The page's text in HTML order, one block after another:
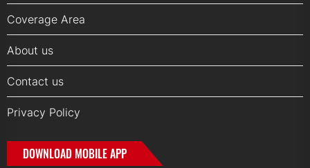
Coverage Area
About us
Contact us
Privacy Policy
DOWNLOAD MOBILE APP